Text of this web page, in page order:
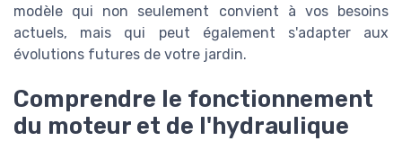
modèle qui non seulement convient à vos besoins
actuels, mais qui peut également s'adapter aux
évolutions futures de votre jardin.
Comprendre le fonctionnement
du moteur et de l'hydraulique